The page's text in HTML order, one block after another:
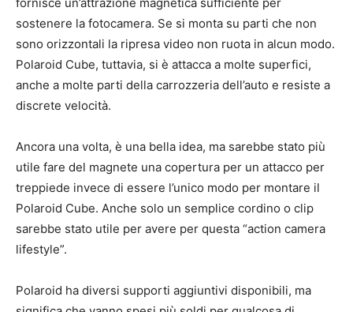
sostenere la fotocamera. Se si monta su parti che non
sono orizzontali la ripresa video non ruota in alcun modo.
Polaroid Cube, tuttavia, si è attacca a molte superfici,
anche a molte parti della carrozzeria dell’auto e resiste a
discrete velocità.
Ancora una volta, è una bella idea, ma sarebbe stato più
utile fare del magnete una copertura per un attacco per
treppiede invece di essere l’unico modo per montare il
Polaroid Cube. Anche solo un semplice cordino o clip
sarebbe stato utile per avere per questa “action camera
lifestyle”.
Polaroid ha diversi supporti aggiuntivi disponibili, ma